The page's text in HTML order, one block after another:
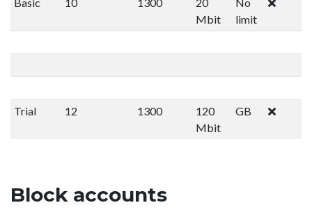
Mbit
limit
Trial 12 1300
120
Mbit
GB
Block accounts